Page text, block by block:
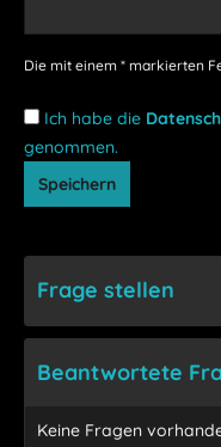
Die mit einem * markierten
Ich habe die
genommen.
Speichern
Frage stellen
Beantwortete
Keine Fragen